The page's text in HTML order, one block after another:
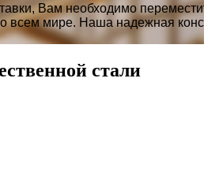
Вам необходимо
всем мире. Наша надежная
стали